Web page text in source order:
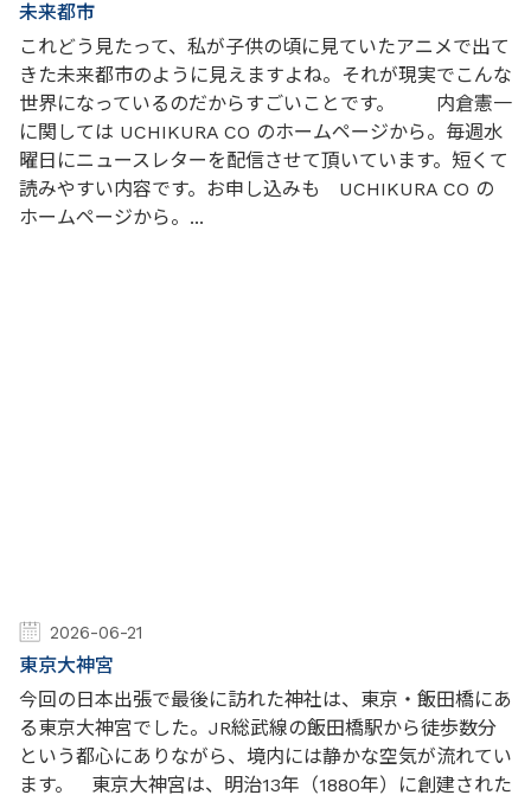
未来都市
これどう見たって、私が子供の頃に見ていたアニメで出て
きた未来都市のように見えますよね。それが現実でこんな
世界になっているのだからすごいことです。 内倉憲一
に関しては UCHIKURA CO のホームページから。毎週水
曜日にニュースレターを配信させて頂いています。短くて
読みやすい内容です。お申し込みも UCHIKURA CO の
ホームページから。...
2026-06-21
東京大神宮
今回の日本出張で最後に訪れた神社は、東京・飯田橋にあ
る東京大神宮でした。JR総武線の飯田橋駅から徒歩数分
という都心にありながら、境内には静かな空気が流れてい
ます。 東京大神宮は、明治13年（1880年）に創建された